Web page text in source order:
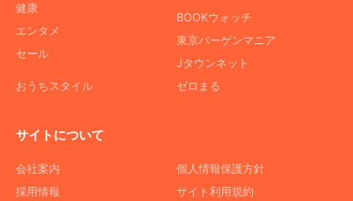
健康
エンタメ
セール
おうちスタイル
BOOKウォッチ
東京バーゲンマニア
Jタウンネット
ゼロまる
サイトについて
会社案内
採用情報
個人情報保護方針
サイト利用規約